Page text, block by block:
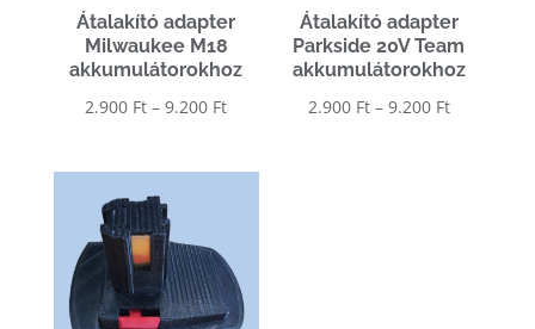
Átalakító adapter
Milwaukee M18
akkumulátorokhoz
2.900 Ft – 9.200 FtÁrtartomány:
-
Átalakító adapter
Parkside 20V Team
akkumulátorokhoz
2.900 Ft – 9.200 Ft